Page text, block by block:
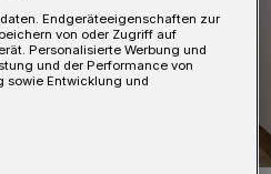
Endgeräteeigenschaften zur
von oder Zugriff auf
Personalisierte Werbung und
und der Performance von
sowie Entwicklung und